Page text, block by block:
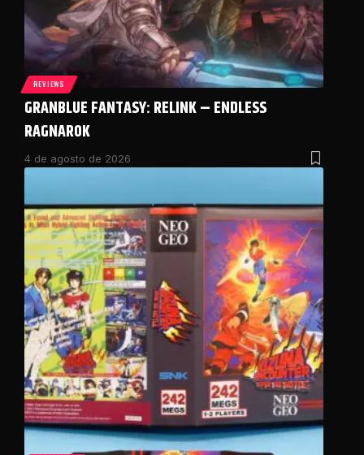
REVIEWS
GRANBLUE FANTASY: RELINK – ENDLESS
RAGNAROK
4 de agosto de 2026